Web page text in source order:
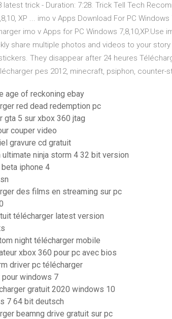
latest trick - Duration: 7:28. Trick Tell Tech
XP ... imo v Apps Download For PC
imo v Apps for PC Windows 7,8,10,XP.Use
share multiple photos and videos to your
They disappear after 24 heures
pes 2012, minecraft, psiphon, counter-
age of reckoning ebay
red dead redemption pc
gta 5 sur xbox 360 jtag
couper video
gravure cd gratuit
ultimate ninja storm 4 32 bit version
iphone 4
des films en streaming sur pc
télécharger latest version
night télécharger mobile
xbox 360 pour pc avec bios
driver pc télécharger
pour windows 7
gratuit 2020 windows 10
7 64 bit deutsch
beamng drive gratuit sur pc